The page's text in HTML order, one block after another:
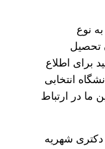
نوع
تحصیل
برای اطلاع
انتخابی
ما در ارتباط
شهریه